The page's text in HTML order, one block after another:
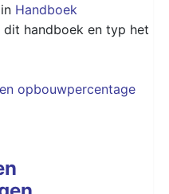
Handboek
dit handboek en typ het
opbouwpercentage